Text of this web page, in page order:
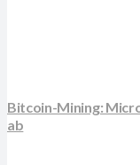
Bitcoin-Mining:
ab